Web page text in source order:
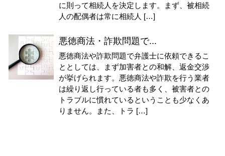
に則って相続人を決定します。まず、被相続
人の配偶者は常に相続人 […]
悪徳商法・詐欺問題で...
悪徳商法や詐欺問題で弁護士に依頼できるこ
ととしては、まず加害者との和解、返金交渉
が挙げられます。悪徳商法や詐欺を行う業者
は繰り返し行っている者も多く、被害者との
トラブルに慣れているということも少なくあ
りません。また、トラ […]